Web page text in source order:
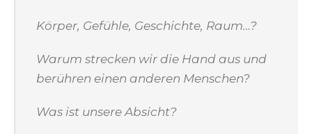
Körper, Gefühle, Geschichte, Raum…?
Warum strecken wir die Hand aus und
berühren einen anderen Menschen?
Was ist unsere Absicht?